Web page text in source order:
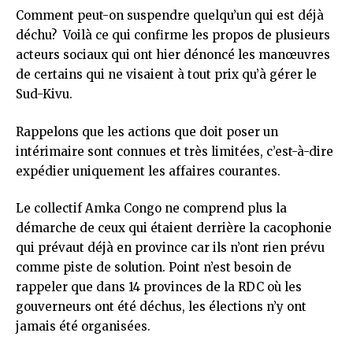
Comment peut-on suspendre quelqu’un qui est déjà
déchu? Voilà ce qui confirme les propos de plusieurs
acteurs sociaux qui ont hier dénoncé les manœuvres
de certains qui ne visaient à tout prix qu’à gérer le
Sud-Kivu.
Rappelons que les actions que doit poser un
intérimaire sont connues et très limitées, c’est-à-dire
expédier uniquement les affaires courantes.
Le collectif Amka Congo ne comprend plus la
démarche de ceux qui étaient derrière la cacophonie
qui prévaut déjà en province car ils n’ont rien prévu
comme piste de solution. Point n’est besoin de
rappeler que dans 14 provinces de la RDC où les
gouverneurs ont été déchus, les élections n’y ont
jamais été organisées.